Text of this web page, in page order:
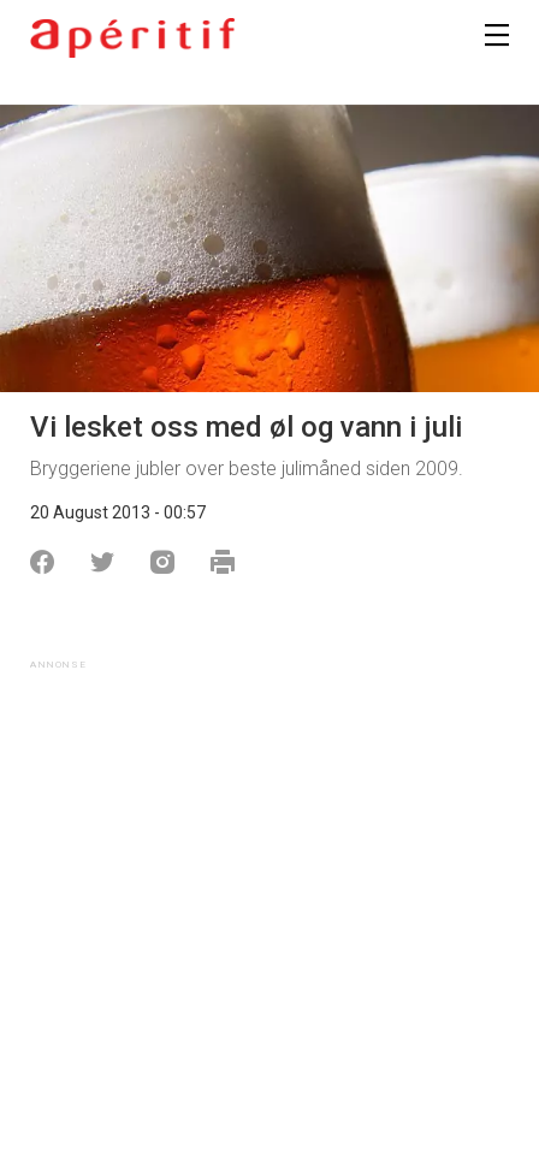
Vi lesket oss med øl og vann i juli
Bryggeriene jubler over beste julimåned siden 2009.
20 August 2013 - 00:57